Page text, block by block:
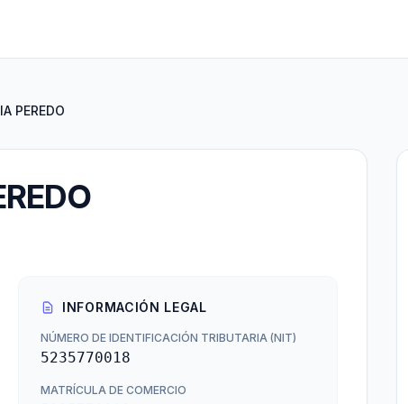
PEREDO
INFORMACIÓN LEGAL
NÚMERO DE IDENTIFICACIÓN TRIBUTARIA (NIT)
5235770018
MATRÍCULA DE COMERCIO